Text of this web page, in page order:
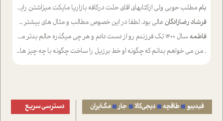
بام مطلب حوبی ولی ازکتابهای اقای حلت درکافه بازاریا مایکت میزاشتن رایگان خوب بود ولی هرکدام خلاصه شده ش تومجله از طریق سایت هم خوبه اینکه درزیر اخرصفحه گذاشته شده خب ادم خبره میره نصب میکنه میخونه ولی هرکسی گوشیش ظرفیتش نداره باتشکر
فرشاد رضازادگان عالی بود. لطفا در این خصوص مطالب و مثال های بیشتر ی ارایه دهید
فاطمه سال ۱۴۰۰ تک فرزندم رو از دست دادم و هر چی میگذره حالم بدتر میشه و دلتنگتر تنایی رو ترجیح دادم و معاشرت برام سخت شده
. من می خواهم بدانم که چگونه او خط برزیل را ساخت چگونه با چه چیز هایی
فیدیبو طاقچه دیجی‌کالا جار مگ‌ایران دسترسی سریع